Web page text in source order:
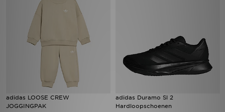
adidas LOOSE CREW
JOGGINGPAK
adidas Duramo Sl 2
Hardloopschoenen